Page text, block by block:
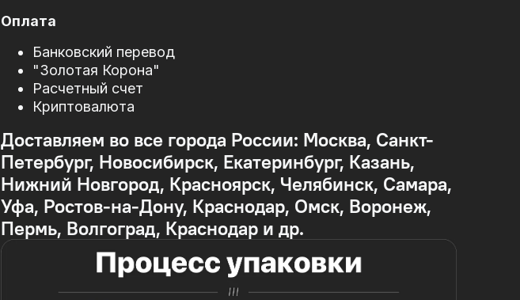
Оплата
Банковский перевод
"Золотая Корона"
Расчетный счет
Криптовалюта
Доставляем во все города России: Москва, Санкт-
Петербург, Новосибирск, Екатеринбург, Казань,
Нижний Новгород, Красноярск, Челябинск, Самара,
Уфа, Ростов-на-Дону, Краснодар, Омск, Воронеж,
Пермь, Волгоград, Краснодар и др.